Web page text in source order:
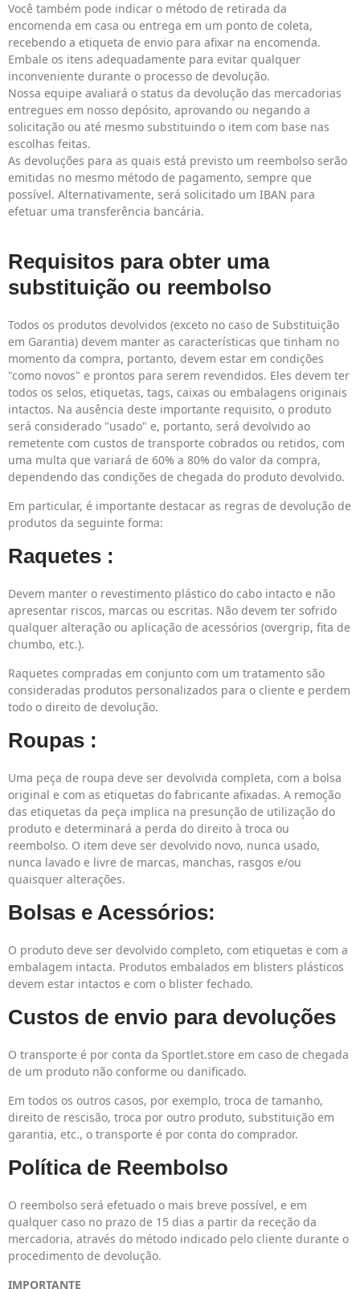
Você também pode indicar o método de retirada da
encomenda em casa ou entrega em um ponto de coleta,
recebendo a etiqueta de envio para afixar na encomenda.
Embale os itens adequadamente para evitar qualquer
inconveniente durante o processo de devolução.
Nossa equipe avaliará o status da devolução das mercadorias
entregues em nosso depósito, aprovando ou negando a
solicitação ou até mesmo substituindo o item com base nas
escolhas feitas.
As devoluções para as quais está previsto um reembolso serão
emitidas no mesmo método de pagamento, sempre que
possível. Alternativamente, será solicitado um IBAN para
efetuar uma transferência bancária.
Requisitos para obter uma
substituição ou reembolso
Todos os produtos devolvidos (exceto no caso de Substituição
em Garantia) devem manter as características que tinham no
momento da compra, portanto, devem estar em condições
"como novos" e prontos para serem revendidos. Eles devem ter
todos os selos, etiquetas, tags, caixas ou embalagens originais
intactos. Na ausência deste importante requisito, o produto
será considerado "usado" e, portanto, será devolvido ao
remetente com custos de transporte cobrados ou retidos, com
uma multa que variará de 60% a 80% do valor da compra,
dependendo das condições de chegada do produto devolvido.
Em particular, é importante destacar as regras de devolução de
produtos da seguinte forma:
Raquetes :
Devem manter o revestimento plástico do cabo intacto e não
apresentar riscos, marcas ou escritas. Não devem ter sofrido
qualquer alteração ou aplicação de acessórios (overgrip, fita de
chumbo, etc.).
Raquetes compradas em conjunto com um tratamento são
consideradas produtos personalizados para o cliente e perdem
todo o direito de devolução.
Roupas :
Uma peça de roupa deve ser devolvida completa, com a bolsa
original e com as etiquetas do fabricante afixadas. A remoção
das etiquetas da peça implica na presunção de utilização do
produto e determinará a perda do direito à troca ou
reembolso. O item deve ser devolvido novo, nunca usado,
nunca lavado e livre de marcas, manchas, rasgos e/ou
quaisquer alterações.
Bolsas e Acessórios:
O produto deve ser devolvido completo, com etiquetas e com a
embalagem intacta. Produtos embalados em blisters plásticos
devem estar intactos e com o blister fechado.
Custos de envio para devoluções
O transporte é por conta da Sportlet.store em caso de chegada
de um produto não conforme ou danificado.
Em todos os outros casos, por exemplo, troca de tamanho,
direito de rescisão, troca por outro produto, substituição em
garantia, etc., o transporte é por conta do comprador.
Política de Reembolso
O reembolso será efetuado o mais breve possível, e em
qualquer caso no prazo de 15 dias a partir da receção da
mercadoria, através do método indicado pelo cliente durante o
procedimento de devolução.
IMPORTANTE